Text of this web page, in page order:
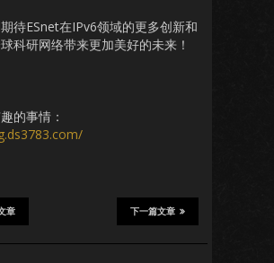
待ESnet在IPv6领域的更多创新和
科研网络带来更加美好的未来！
的事情：
下一篇文章
章